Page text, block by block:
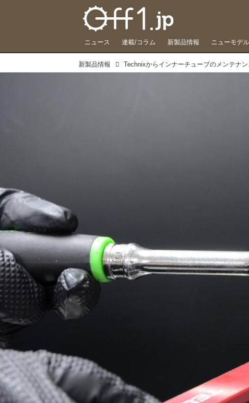
ニュース 連載/コラム 新製品情報 ニューモデル
新製品情報